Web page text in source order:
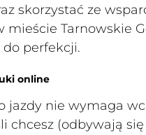
skorzystać ze
mieście Tarnowskie
perfekcji.
online
jazdy nie wymaga
chcesz (odbywają